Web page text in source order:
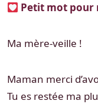
Petit mot pour
Ma mère-veille !
Maman merci
Tu es restée ma